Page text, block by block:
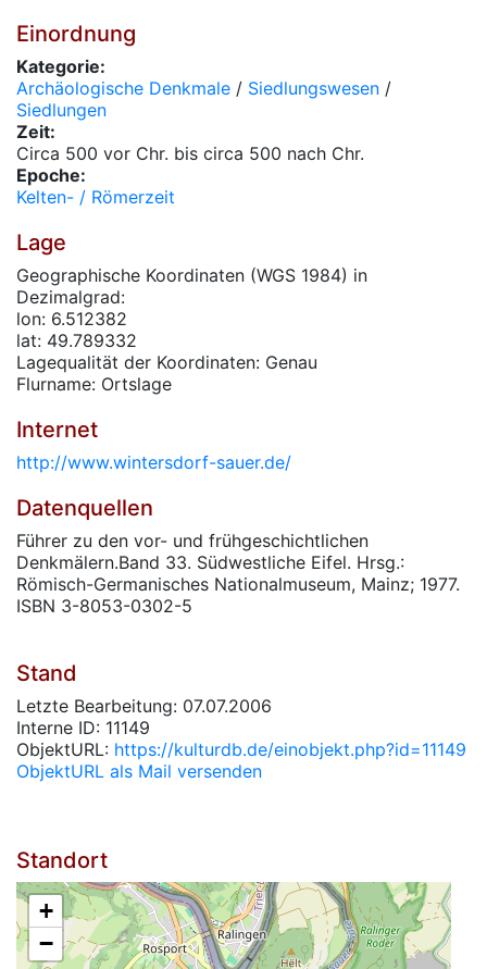
Einordnung
Kategorie:
Archäologische Denkmale / Siedlungswesen /
Siedlungen
Zeit:
Circa 500 vor Chr. bis circa 500 nach Chr.
Epoche:
Kelten- / Römerzeit
Lage
Geographische Koordinaten (WGS 1984) in
Dezimalgrad:
lon: 6.512382
lat: 49.789332
Lagequalität der Koordinaten: Genau
Flurname: Ortslage
Internet
http://www.wintersdorf-sauer.de/
Datenquellen
Führer zu den vor- und frühgeschichtlichen
Denkmälern.Band 33. Südwestliche Eifel. Hrsg.:
Römisch-Germanisches Nationalmuseum, Mainz; 1977.
ISBN 3-8053-0302-5
Stand
Letzte Bearbeitung: 07.07.2006
Interne ID: 11149
ObjektURL: https://kulturdb.de/einobjekt.php?id=11149
ObjektURL als Mail versenden
Standort
+
−